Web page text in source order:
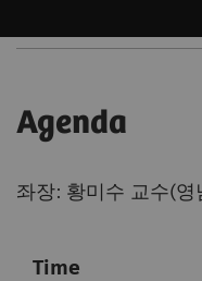
Agenda
좌장: 황미수 교수(
Time